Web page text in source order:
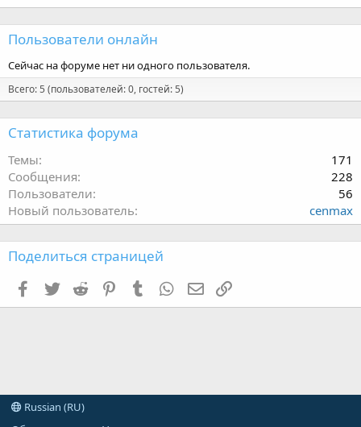
Пользователи онлайн
Сейчас на форуме нет ни одного пользователя.
Всего: 5 (пользователей: 0, гостей: 5)
Статистика форума
Темы
171
Сообщения
228
Пользователи
56
Новый пользователь
cenmax
Поделиться страницей
Facebook
Twitter Reddit PinterestTumblr WhatsAppЭлектронная почта
Russian (RU)